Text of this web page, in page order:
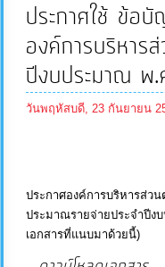
บุคลากร
แผน
ยุทธศาสตร์
บริการ
ประกาศใช้ ข้อ
องค์การบริหาร
ปีงบประมาณ
วันพฤหัสบดี, 23 กันยายน
ประกาศองค์การบริหารส่ว
ประมาณรายจ่ายประจำปีง
เอกสารที่แนบมาด้วยนี้)